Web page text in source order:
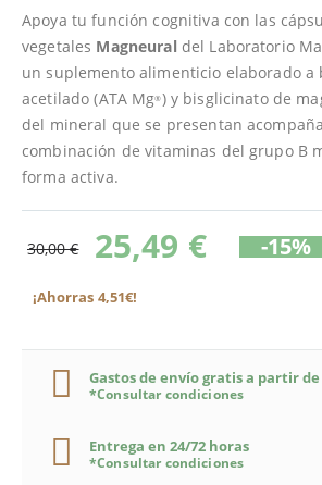
galería
de
imágenes
Apoya tu función cognitiva con las
vegetales Magneuraldel Laboratorio
un suplemento alimenticio elaborado a
acetilado (ATA Mg®) y bisglicinato de
del mineral que se presentan
combinación de vitaminas del grupo B
forma activa.
30,00 € 25,49 € -15%
¡Ahorras 4,51€!
Gastos de envío gratis a partir de
*Consultar condiciones
Entrega en 24/72 horas
*Consultar condiciones